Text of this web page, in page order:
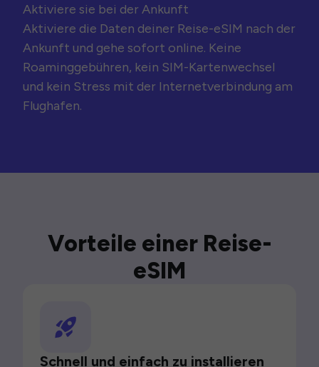
Aktiviere sie bei der Ankunft
Aktiviere die Daten deiner Reise-eSIM nach der
Ankunft und gehe sofort online. Keine
Roaminggebühren, kein SIM-Kartenwechsel
und kein Stress mit der Internetverbindung am
Flughafen.
Vorteile einer Reise-
eSIM
Schnell und einfach zu installieren